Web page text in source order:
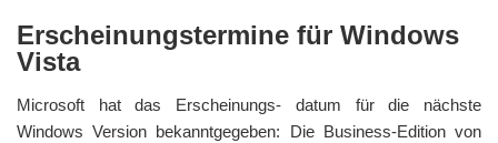
Erscheinungstermine für Windows
Vista
Microsoft hat das Erscheinungs- datum für die nächste
Windows Version bekanntgegeben: Die Business-Edition von